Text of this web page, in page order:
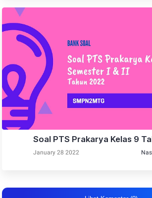
Soal PTS Prakarya Kelas 9
January 28 2022